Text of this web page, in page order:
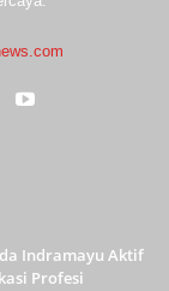
Indramayu Aktif
Profesi